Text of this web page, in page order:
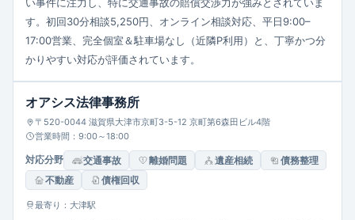
す。初回30分相談5,250円、オンライン相談対応、平日9:00–
17:00営業、完全個室＆駐車場なし（近隣P利用）と、丁寧かつ分
かりやすい対応が評価されています。
オアシス法律事務所
〒520-0044 滋賀県大津市京町3-5-12 京町第6森田ビル4階
営業時間：9:00～18:00
対応分野 交通事故 離婚問題 遺産相続
債務整理
不動産
債権回収
最寄り：大津駅